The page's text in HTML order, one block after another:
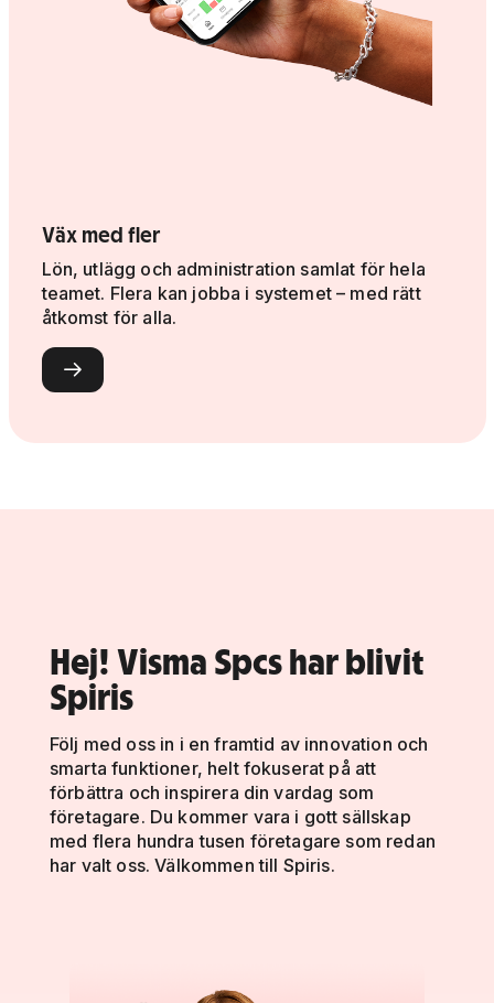
Väx med fler
Lön, utlägg och administration samlat för hela
teamet. Flera kan jobba i systemet – med rätt
åtkomst för alla.

Hej! Visma Spcs har blivit
Spiris
Följ med oss in i en framtid av innovation och
smarta funktioner, helt fokuserat på att
förbättra och inspirera din vardag som
företagare. Du kommer vara i gott sällskap
med flera hundra tusen företagare som redan
har valt oss. Välkommen till Spiris.